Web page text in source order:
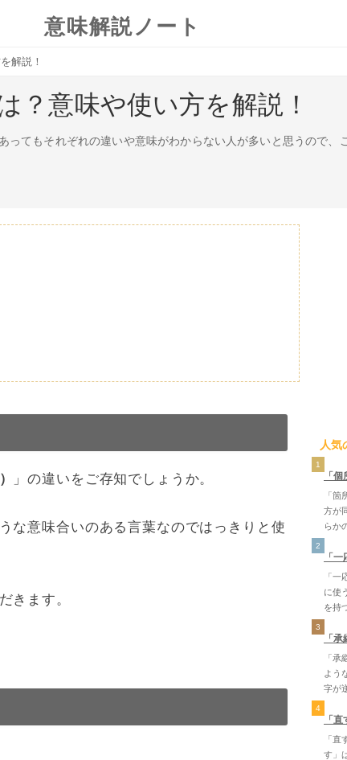
意味解説ノート
解説！
？意味や使い方を解説！
ってもそれぞれの違いや意味がわからない人が多いと思うので、
」の違いをご存知でしょうか。
な意味合いのある言葉なのではっきりと使
きます。
人気
1
「
「
方が
らか
2
「
「
に使
を持
3
「
「
よう
字が
4
「
「
す」